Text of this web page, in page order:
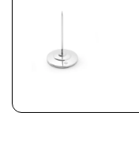
Le Pique Fiches en
pratique et durable,
ranger facilement
et autres factures